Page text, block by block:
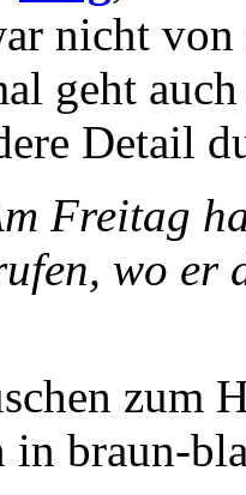
nicht von
geht
Detail
Freitag
wo er
zum
in braun-